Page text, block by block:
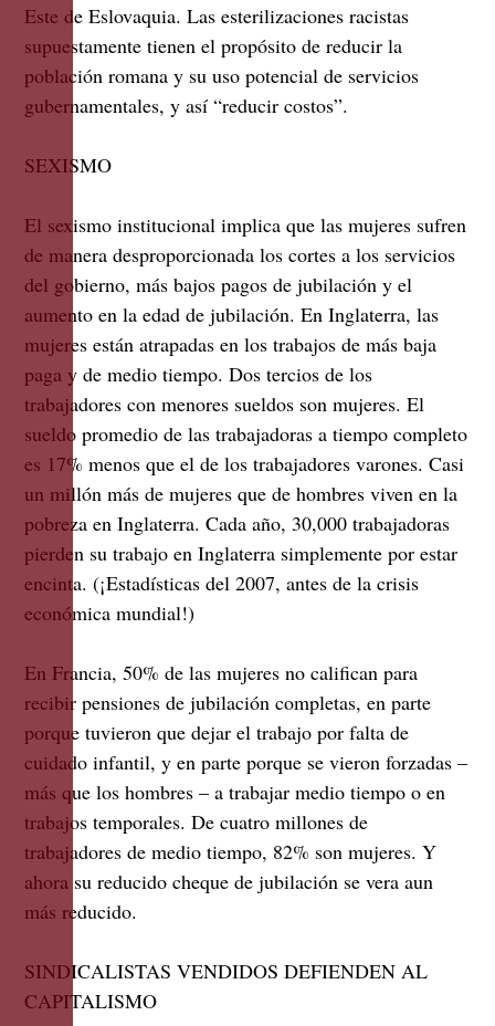
Este de Eslovaquia. Las esterilizaciones racistas
supuestamente tienen el propósito de reducir la
población romana y su uso potencial de servicios
gubernamentales, y así “reducir costos”.
SEXISMO
El sexismo institucional implica que las mujeres sufren
de manera desproporcionada los cortes a los servicios
del gobierno, más bajos pagos de jubilación y el
aumento en la edad de jubilación. En Inglaterra, las
mujeres están atrapadas en los trabajos de más baja
paga y de medio tiempo. Dos tercios de los
trabajadores con menores sueldos son mujeres. El
sueldo promedio de las trabajadoras a tiempo completo
es 17% menos que el de los trabajadores varones. Casi
un millón más de mujeres que de hombres viven en la
pobreza en Inglaterra. Cada año, 30,000 trabajadoras
pierden su trabajo en Inglaterra simplemente por estar
encinta. (¡Estadísticas del 2007, antes de la crisis
económica mundial!)
En Francia, 50% de las mujeres no califican para
recibir pensiones de jubilación completas, en parte
porque tuvieron que dejar el trabajo por falta de
cuidado infantil, y en parte porque se vieron forzadas –
más que los hombres – a trabajar medio tiempo o en
trabajos temporales. De cuatro millones de
trabajadores de medio tiempo, 82% son mujeres. Y
ahora su reducido cheque de jubilación se vera aun
más reducido.
SINDICALISTAS VENDIDOS DEFIENDEN AL
CAPITALISMO